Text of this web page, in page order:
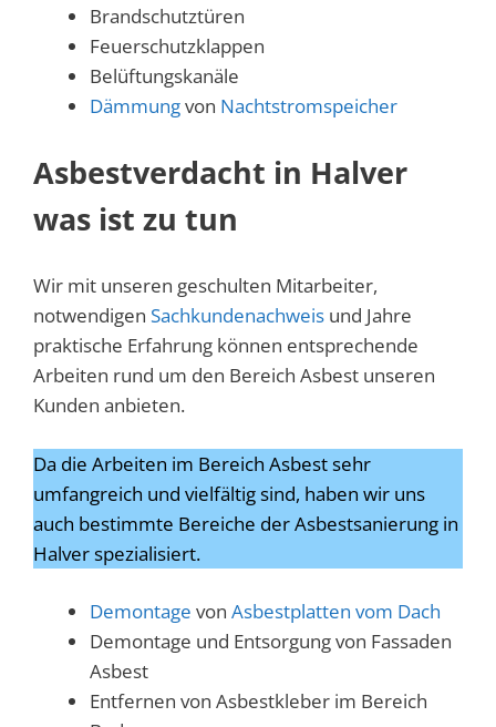
Brandschutztüren
Feuerschutzklappen
Belüftungskanäle
Dämmungvon Nachtstromspeicher
Asbestverdacht in Halver
was ist zu tun
Wir mit unseren geschulten Mitarbeiter,
notwendigen Sachkundenachweis und Jahre
praktische Erfahrung können entsprechende
Arbeiten rund um den Bereich Asbest unseren
Kunden anbieten.
Da die Arbeiten im Bereich Asbest sehr
umfangreich und vielfältig sind, haben wir uns
auch bestimmte Bereiche der Asbestsanierung in
Halver spezialisiert.
Demontage von Asbestplatten vom Dach
Demontage und Entsorgung von Fassaden
Asbest
Entfernen von Asbestkleber im Bereich